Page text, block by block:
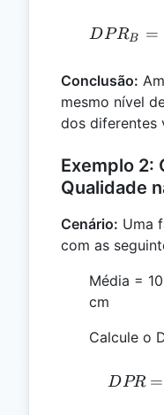
DPRB =
Conclusão:
mesmo nível
dos diferentes
Exemplo 2:
Qualidade
Cenário: Uma
com as
Média =
cm
Calcule o
DPR =